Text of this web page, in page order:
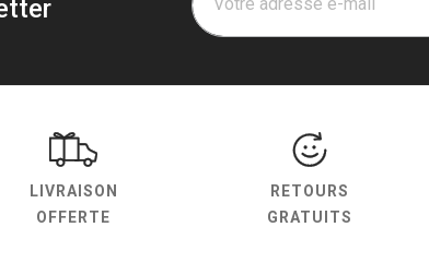
LIVRAISON
OFFERTE
RETOURS
GRATUITS